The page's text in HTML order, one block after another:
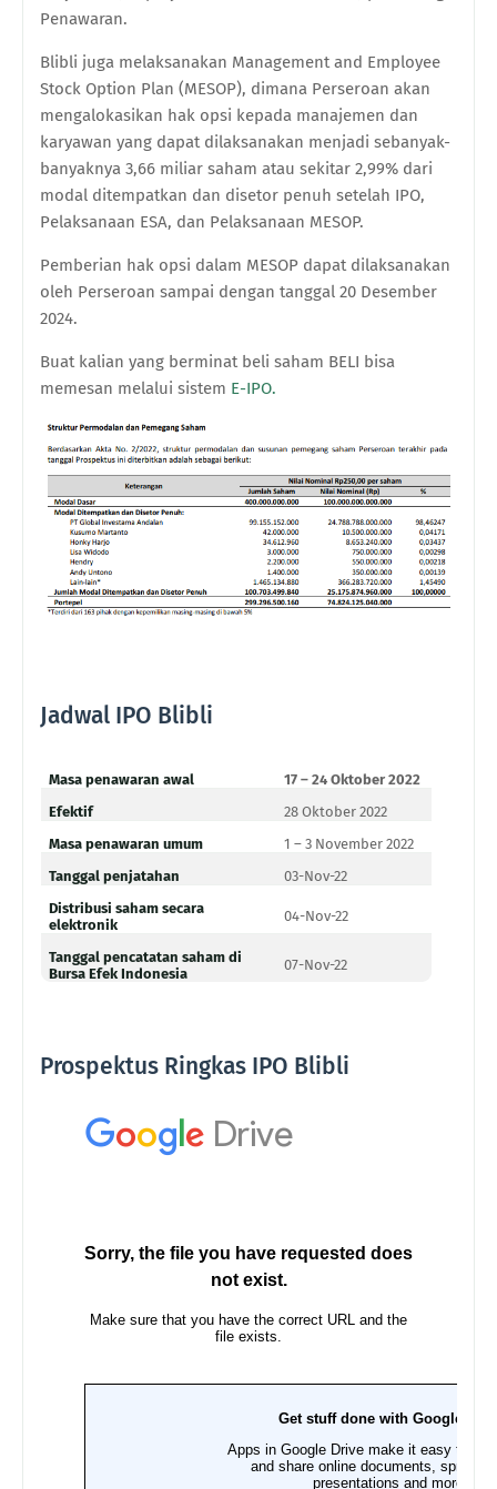
Penawaran.
Blibli juga melaksanakan Management and Employee
Stock Option Plan (MESOP), dimana Perseroan akan
mengalokasikan hak opsi kepada manajemen dan
karyawan yang dapat dilaksanakan menjadi sebanyak-
banyaknya 3,66 miliar saham atau sekitar 2,99% dari
modal ditempatkan dan disetor penuh setelah IPO,
Pelaksanaan ESA, dan Pelaksanaan MESOP.
Pemberian hak opsi dalam MESOP dapat dilaksanakan
oleh Perseroan sampai dengan tanggal 20 Desember
2024.
Buat kalian yang berminat beli saham BELI bisa
memesan melalui sistem E-IPO.
Jadwal IPO Blibli
Masa penawaran awal
17 – 24 Oktober 2022
Efektif
28 Oktober 2022
Masa penawaran umum
1 – 3 November 2022
Tanggal penjatahan
03-Nov-22
Distribusi saham secara
elektronik
04-Nov-22
Tanggal pencatatan saham di
Bursa Efek Indonesia
07-Nov-22
Prospektus Ringkas IPO Blibli